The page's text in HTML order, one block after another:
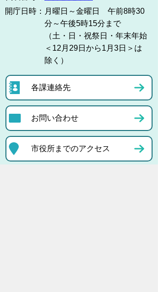
開庁日時： 月曜日～金曜日 午前8時30
分～午後5時15分まで
（土・日・祝祭日・年末年始
＜12月29日から1月3日＞は
除く）
各課連絡先
お問い合わせ
市役所までのアクセス